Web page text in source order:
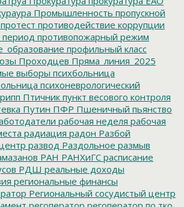
Промышленность пропускной
протест противодействие коррупции
противопожарный режим
профильный класс
Проходцев Пряма_линия_2025
выборы психбольница
психоневрологический
Птичник пункт весового контроля
Путин ПФР Пшеничный пьянство
рабочая неделя рабочая
радиация радон Разбой
развод Раздольное размыв
РАН РАНХиГС расписание
РДШ реальные доходы
региональные финансы
Региональный сосудистый центр